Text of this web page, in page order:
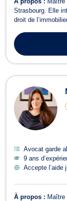
Strasbourg. Elle
droit de
personnelle En
WEILL vous
Avocat garde
9 ans
Accepte l’aide
À propos : Maître